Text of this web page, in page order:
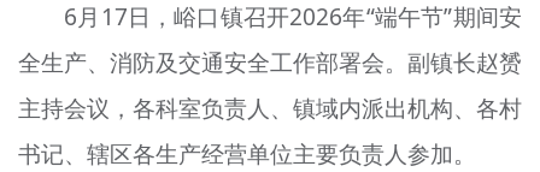
未成年人思想道德建设
+
身边好人
6月17日，峪口镇召开2026年“端午节”期间安
全生产、消防及交通安全工作部署会。副镇长赵赟
主持会议，各科室负责人、镇域内派出机构、各村
书记、辖区各生产经营单位主要负责人参加。